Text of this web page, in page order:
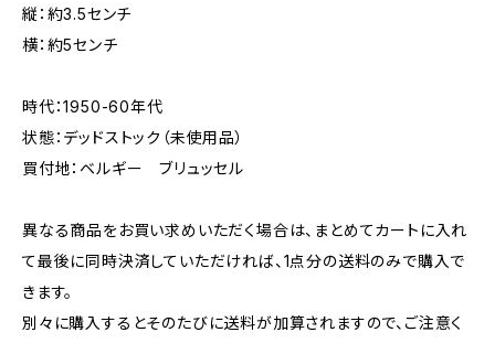
縦：約3.5センチ
横：約5センチ
時代：1950-60年代
状態：デッドストック（未使用品）
買付地：ベルギー ブリュッセル
異なる商品をお買い求めいただく場合は、まとめてカートに入れ
て最後に同時決済していただければ、1点分の送料のみで購入で
きます。
別々に購入するとそのたびに送料が加算されますので、ご注意く